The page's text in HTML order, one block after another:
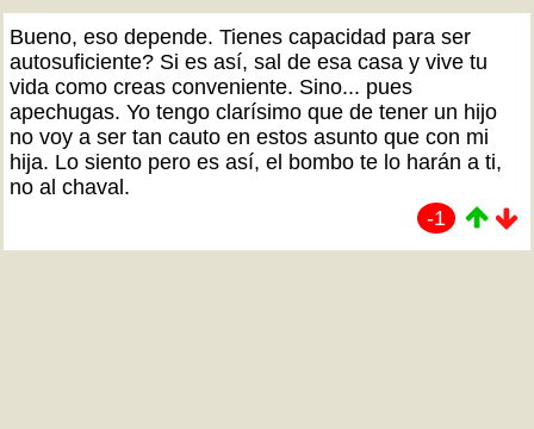
Bueno, eso depende. Tienes capacidad para ser
autosuficiente? Si es así, sal de esa casa y vive tu
vida como creas conveniente. Sino... pues
apechugas. Yo tengo clarísimo que de tener un hijo
no voy a ser tan cauto en estos asunto que con mi
hija. Lo siento pero es así, el bombo te lo harán a ti,
no al chaval.
-1